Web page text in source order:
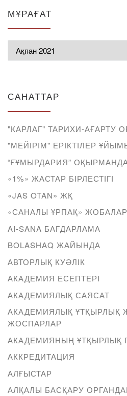
МҰРАҒАТ
САНАТТАР
"КАРЛАГ" ТАРИХИ-АҒАРТУ
"МЕЙІРІМ" ЕРІКТІЛЕР
“ҒҰМЫРДАРИЯ”
«1%» ЖАСТАР БІРЛЕСТІГІ
«JAS OTAN» ЖҚ
«САНАЛЫ ҰРПАҚ»
AI-SANA БАҒДАРЛАМА
BOLASHAQ ЖАЙЫНДА
АВТОРЛЫҚ КУӘЛІК
АКАДЕМИЯ ЕСЕПТЕРІ
АКАДЕМИЯЛЫҚ САЯСАТ
АКАДЕМИЯЛЫҚ ҰТҚЫРЛЫҚ
ЖОСПАРЛАР
АКАДЕМИЯНЫҢ ҰТҚЫРЛЫҚ
АККРЕДИТАЦИЯ
АЛҒЫСТАР
АЛҚАЛЫ БАСҚАРУ